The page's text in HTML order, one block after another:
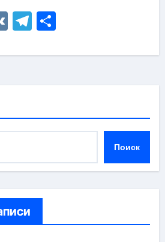
VKTelegram
Отправить
Поиск